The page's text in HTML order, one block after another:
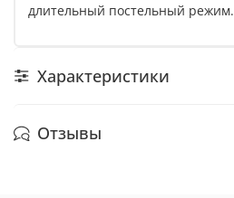
длительный постельный режим.
Характеристики
Отзывы